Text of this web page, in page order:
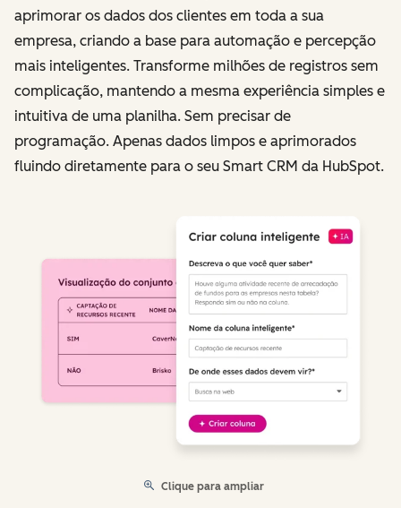
aprimorar os dados dos clientes em toda a sua
empresa, criando a base para automação e percepção
mais inteligentes. Transforme milhões de registros sem
complicação, mantendo a mesma experiência simples e
intuitiva de uma planilha. Sem precisar de
programação. Apenas dados limpos e aprimorados
fluindo diretamente para o seu Smart CRM da HubSpot.
Clique para ampliar